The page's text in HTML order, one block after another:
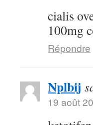
cialis
100mg
Répondre
Nplbij
19 août